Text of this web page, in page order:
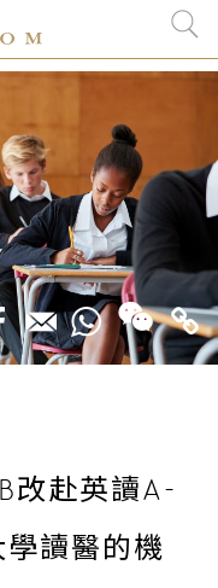
改赴英讀A-
讀醫的機